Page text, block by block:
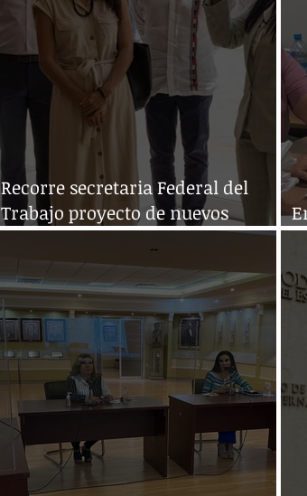
Recorre secretaria Federal del
Trabajo proyecto de nuevos
Juzgado en Chiapas